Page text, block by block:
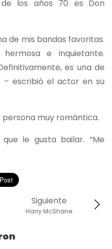
los años 70 es Don
de mis bandas favoritas.
e inquietante.
es una de
– escribió el actor en su
persona muy romántica.
le gusta bailar. “Me
Siguiente
Harry McShane